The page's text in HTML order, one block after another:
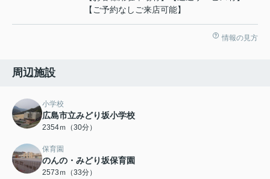
【ご予約なしご来店可能】
情報の見方
周辺施設
小学校
広島市立みどり坂小学校
2354ｍ（30分）
保育園
のんの・みどり坂保育園
2573ｍ（33分）